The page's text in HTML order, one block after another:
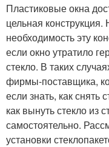
Пластиковые окна
цельная конструкция.
необходимость эту
если окно утратило
стекло. В таких
фирмы-поставщика,
если знать, как снять
как вынуть стекло из
самостоятельно.
установки